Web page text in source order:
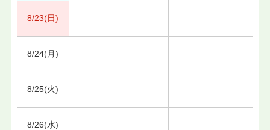
8/23(日)
8/24(月)
8/25(火)
8/26(水)